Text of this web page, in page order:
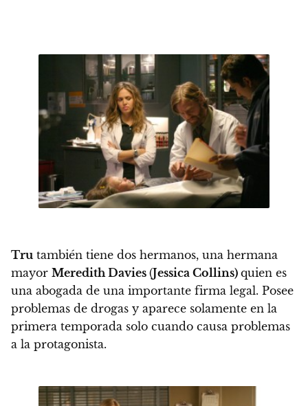
Tru también tiene dos hermanos, una hermana
mayor Meredith Davies (Jessica Collins) quien es
una abogada de una importante firma legal. Posee
problemas de drogas y aparece solamente en la
primera temporada solo cuando causa problemas
a la protagonista.